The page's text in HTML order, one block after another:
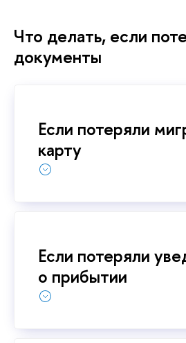
Что делать, если
документы
Если потеряли
карту
Если потеряли
о прибытии